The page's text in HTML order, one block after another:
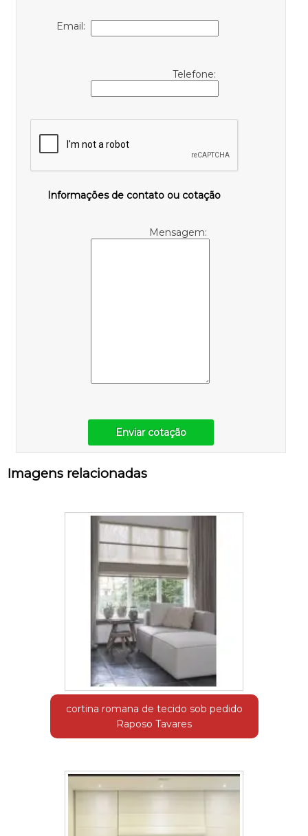
Email:
Telefone:
Informações de contato ou cotação
Mensagem:
Enviar cotação
Imagens relacionadas
cortina romana de tecido sob pedido
Raposo Tavares